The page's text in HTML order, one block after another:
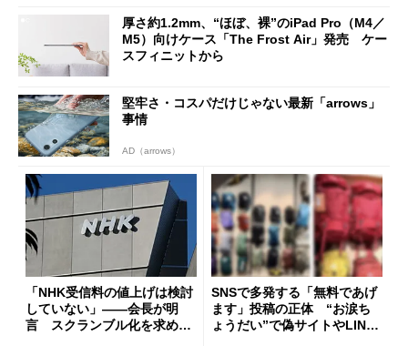
厚さ約1.2mm、“ほぼ、裸”のiPad Pro（M4／
M5）向けケース「The Frost Air」発売 ケー
スフィニットから
堅牢さ・コスパだけじゃない最新「arrows」
事情
AD（arrows）
「NHK受信料の値上げは検討
していない」――会長が明
言 スクランブル化を求める
SNSで多発する「無料であげ
ます」投稿の正体 “お涙ち
ょうだい”で偽サイトやLINE